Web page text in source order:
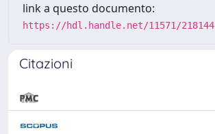
link a questo documento:
https://hdl.handle.net/11571/218144
Citazioni